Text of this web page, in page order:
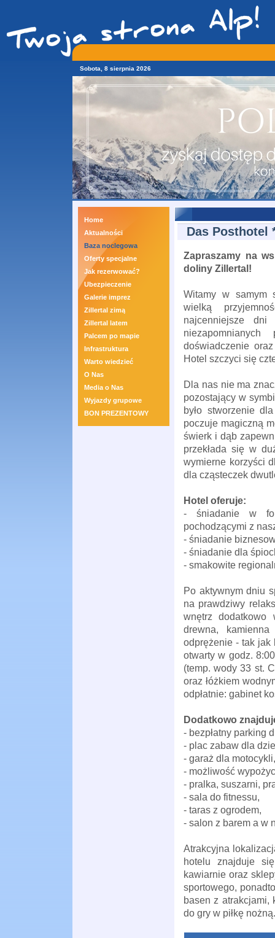
Sobota, 8 sierpnia 2026
Home
Aktualności
Baza noclegowa
Oferty specjalne
Jak rezerwować?
Ubezpieczenie
Galerie imprez
Zillertal zimą
Zillertal latem
Palcem po mapie
Infrastruktura
Warto wiedzieć
O Nas
Media o Nas
Wyjazdy grupowe
BON PREZENTOWY
Das Posthotel
Zapraszamy na
doliny Zillertal!
Witamy w samym
wielką
najcenniejsze dni
niezapomnianych
doświadczenie
Hotel szczyci się
Dla nas nie ma
pozostający w
było stworzenie
poczuje magiczną
świerk i dąb
przekłada się w
wymierne korzyści
dla cząsteczek
Hotel oferuje:
- śniadanie w
pochodzącymi z
- śniadanie
- śniadanie dla
- smakowite
Po aktywnym dniu
na prawdziwy
wnętrz
drewna,
odprężenie - tak jak
otwarty w godz.
(temp. wody 33 st.
oraz łóżkiem
odpłatnie: gabinet
Dodatkowo
- bezpłatny parking
- plac zabaw dla
- garaż dla motocykli,
- możliwość
- pralka, suszarni,
- sala do fitnessu,
- taras z ogrodem,
- salon z barem a w
Atrakcyjna
hotelu znajduje
kawiarnie oraz
sportowego,
basen z atrakcjami,
do gry w piłkę nożną.